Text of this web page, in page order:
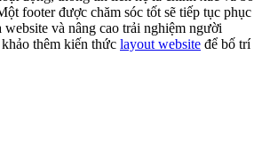
footer được chăm sóc tốt sẽ tiếp tục phục
và nâng cao trải nghiệm người
thêm kiến thức layout website để bố trí